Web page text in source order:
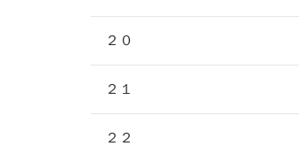
２０
２１
２２